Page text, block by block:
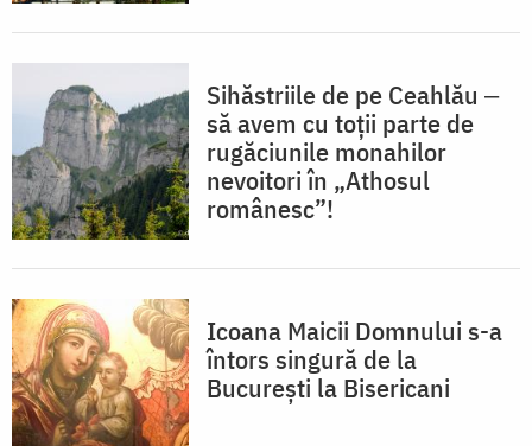
Sihăstriile de pe Ceahlău ‒
să avem cu toții parte de
rugăciunile monahilor
nevoitori în „Athosul
românesc”!
Icoana Maicii Domnului s-a
întors singură de la
București la Bisericani